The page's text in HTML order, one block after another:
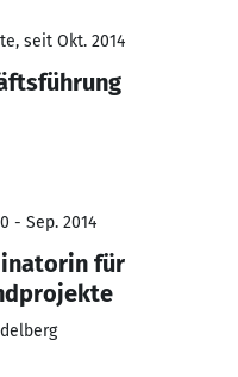
seit Okt. 2014
- Sep. 2014
für